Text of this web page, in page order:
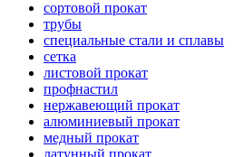
сортовой прокат
трубы
специальные стали и сплавы
сетка
листовой прокат
профнастил
нержавеющий прокат
алюминиевый прокат
медный прокат
латунный прокат